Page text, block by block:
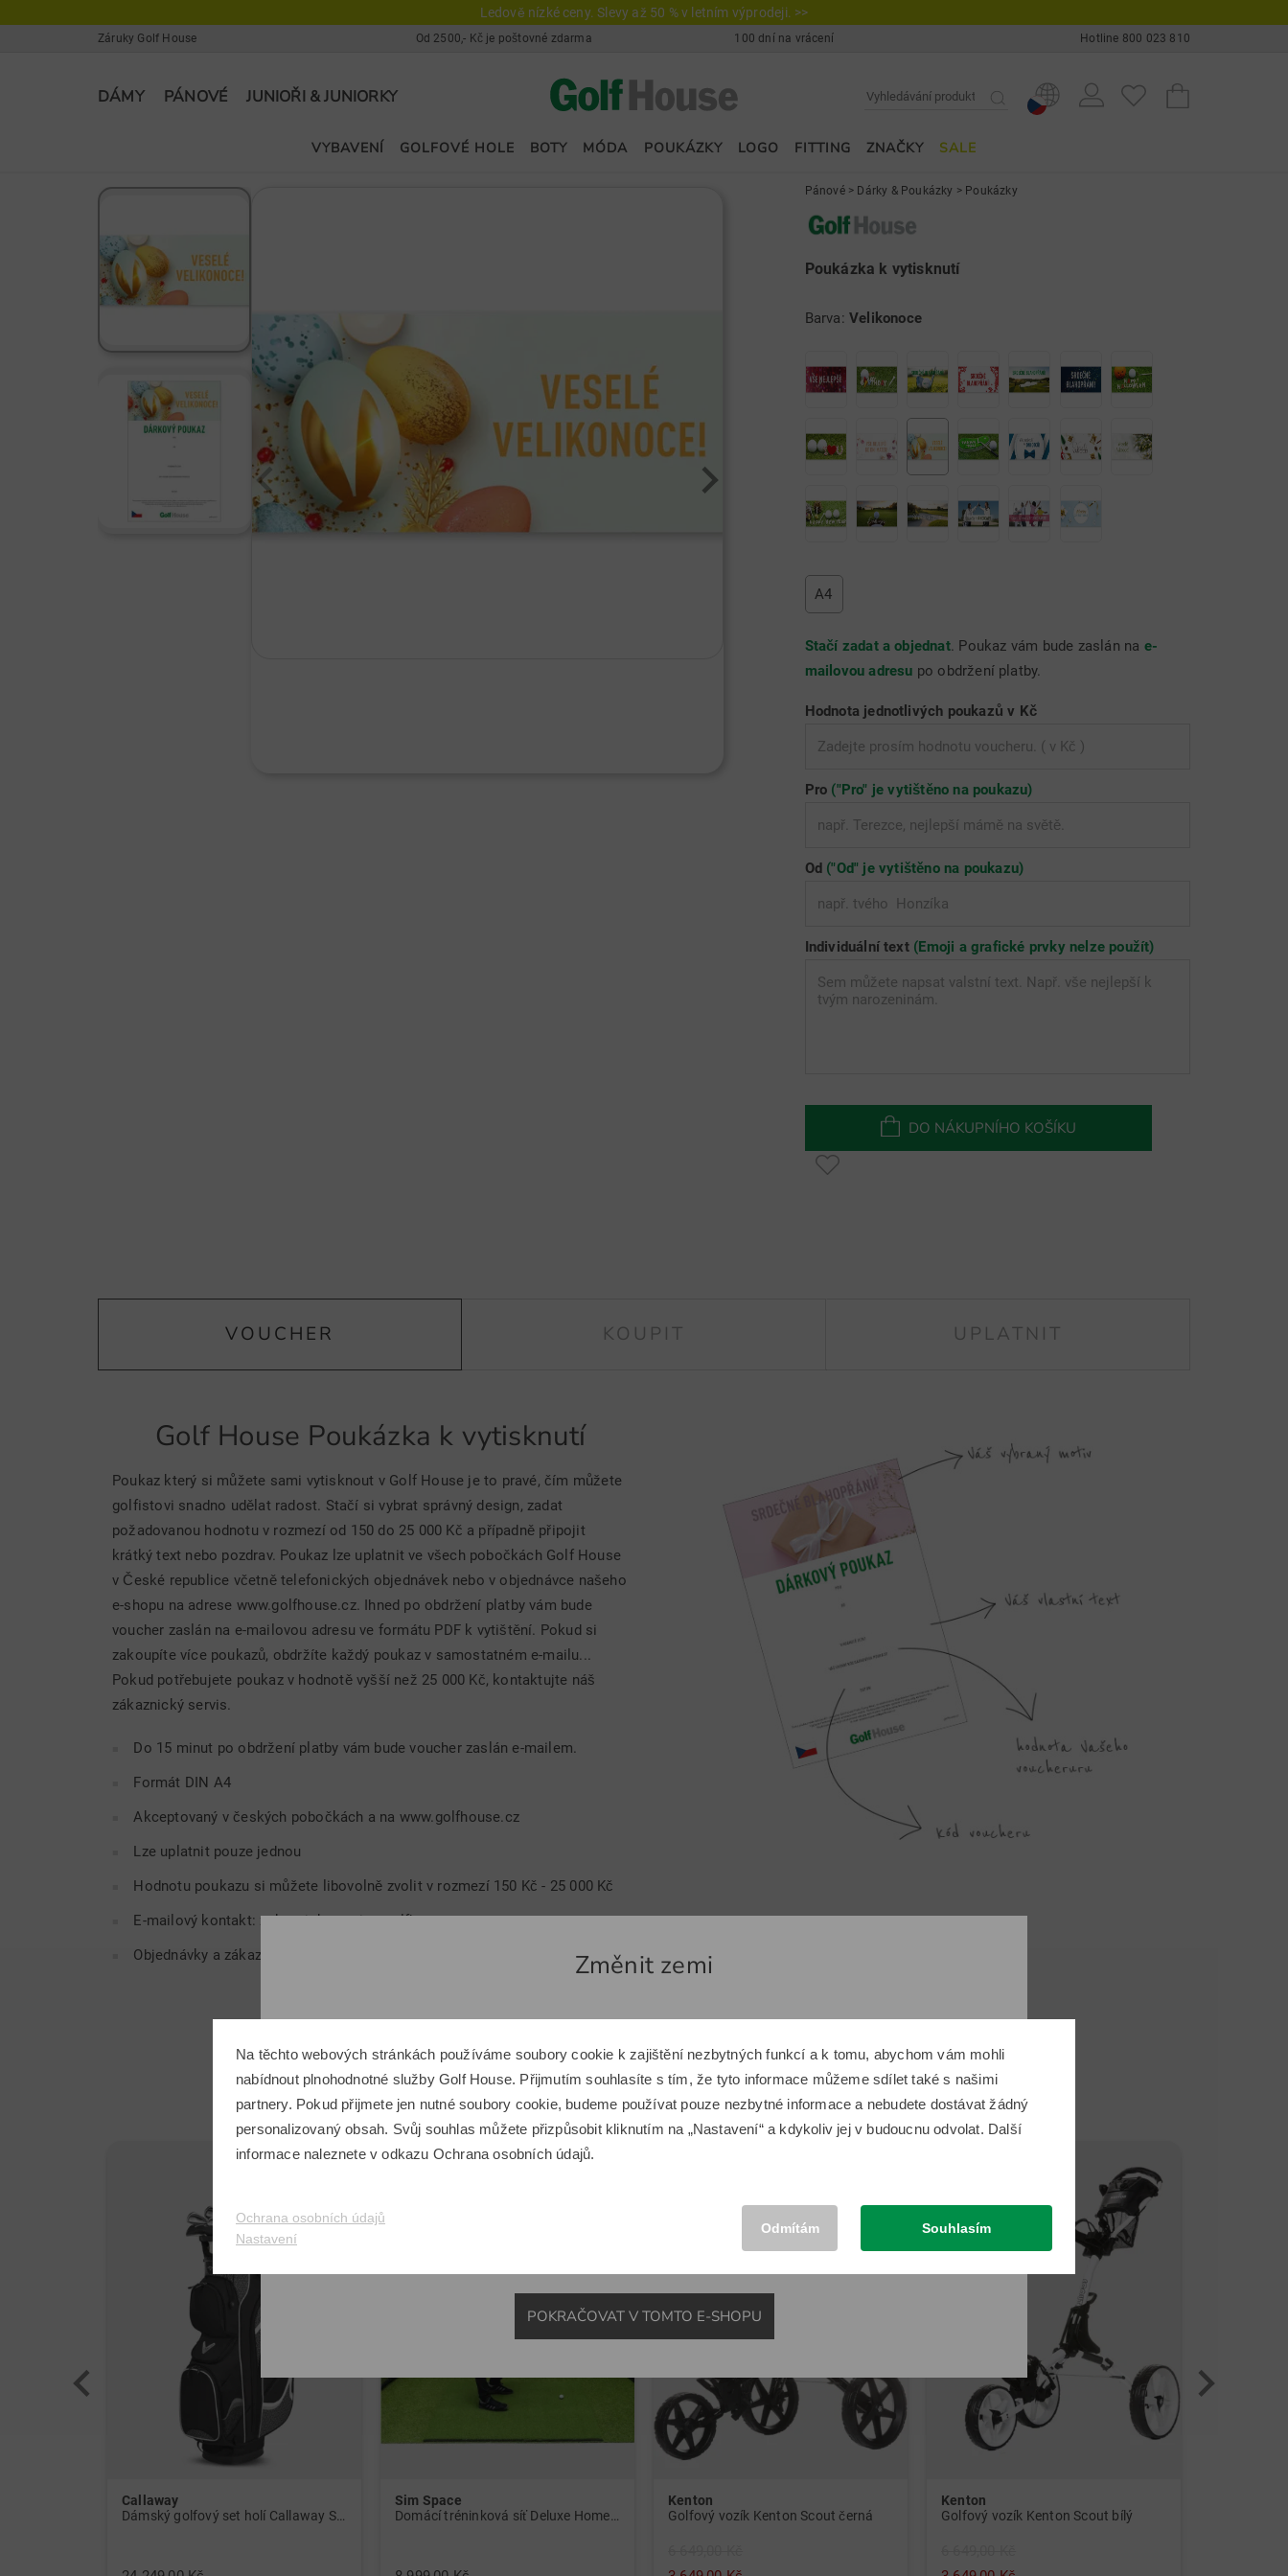
Ledově nízké ceny. Slevy až 50 % v letním výprodeji. >>
Záruky Golf House Od 2500,- Kč je poštovné zdarma 100 dní na vrácení Hotline 800 023 810
DÁMY PÁNOVÉ JUNIOŘI & JUNIORKY
VYBAVENÍ GOLFOVÉ HOLE BOTY MÓDA POUKÁZKY LOGO FITTING ZNAČKY SALE
Pánové> Dárky & Poukázky > Poukázky
Poukázka k vytisknutí
Barva: Velikonoce
A4
Stačí zadat a objednat. Poukaz vám bude zaslán na e-
mailovou adresu po obdržení platby.
Hodnota jednotlivých poukazů v Kč
Pro ("Pro" je vytištěno na poukazu)
Od ("Od" je vytištěno na poukazu)
Individuální text (Emoji a grafické prvky nelze použít)
DO NÁKUPNÍHO KOŠÍKU
VOUCHER KOUPIT UPLATNIT
Golf House Poukázka k vytisknutí
Poukaz který si můžete sami vytisknout v Golf House je to pravé, čím můžete
golfistovi snadno udělat radost. Stačí si vybrat správný design, zadat
požadovanou hodnotu v rozmezí od 150 do 25 000 Kč a případně připojit
krátký text nebo pozdrav. Poukaz lze uplatnit ve všech pobočkách Golf House
v České republice včetně telefonických objednávek nebo v objednávce našeho
e-shopu na adrese www.golfhouse.cz. Ihned po obdržení platby vám bude
voucher zaslán na e-mailovou adresu ve formátu PDF k vytištění. Pokud si
zakoupíte více poukazů, obdržíte každý poukaz v samostatném e-mailu...
Pokud potřebujete poukaz v hodnotě vyšší než 25 000 Kč, kontaktujte náš
zákaznický servis.
Do 15 minut po obdržení platby vám bude voucher zaslán e-mailem.
Formát DIN A4
Akceptovaný v českých pobočkách a na www.golfhouse.cz
Lze uplatnit pouze jednou
Hodnotu poukazu si můžete libovolně zvolit v rozmezí 150 Kč - 25 000 Kč
E-mailový kontakt: zakaznickyservis@golfhouse.cz
Objednávky a zákaznická linka: 800 023 810
Nejlepší produkty
Callaway
Dámský golfový set holí Callaway Solaire Graphit, dámský
Sim Space
Domácí tréninková síť Deluxe Home černá
Kenton
Golfový vozík Kenton Scout černá
Kenton
Golfový vozík Kenton Scout bílý
Změnit zemi
Chcete přepnout na odpovídající e-shop Golf House?
POKRAČOVAT V TOMTO E-SHOPU
Na těchto webových stránkách používáme soubory cookie k zajištění nezbytných funkcí a k tomu, abychom vám mohli
nabídnout plnohodnotné služby Golf House. Přijmutím souhlasíte s tím, že tyto informace můžeme sdílet také s našimi
partnery. Pokud přijmete jen nutné soubory cookie, budeme používat pouze nezbytné informace a nebudete dostávat žádný
personalizovaný obsah. Svůj souhlas můžete přizpůsobit kliknutím na „Nastavení“ a kdykoliv jej v budoucnu odvolat. Další
informace naleznete v odkazu Ochrana osobních údajů.
Ochrana osobních údajů
Nastavení
Odmítám Souhlasím